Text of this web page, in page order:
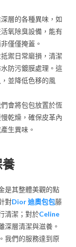
層的各種異味，如
氧除臭設備，能有
僅僅掩蓋。
禦日常磨損，清潔
防污鍍膜處理。這
並降低色移的風
會將包包放置於恆
乾燥，確保皮革內
生異味。
是其整體美觀的點
對Dior 迪奧包包藤
清潔；對於Celine
深層清潔與滋養。
我們的服務達到原